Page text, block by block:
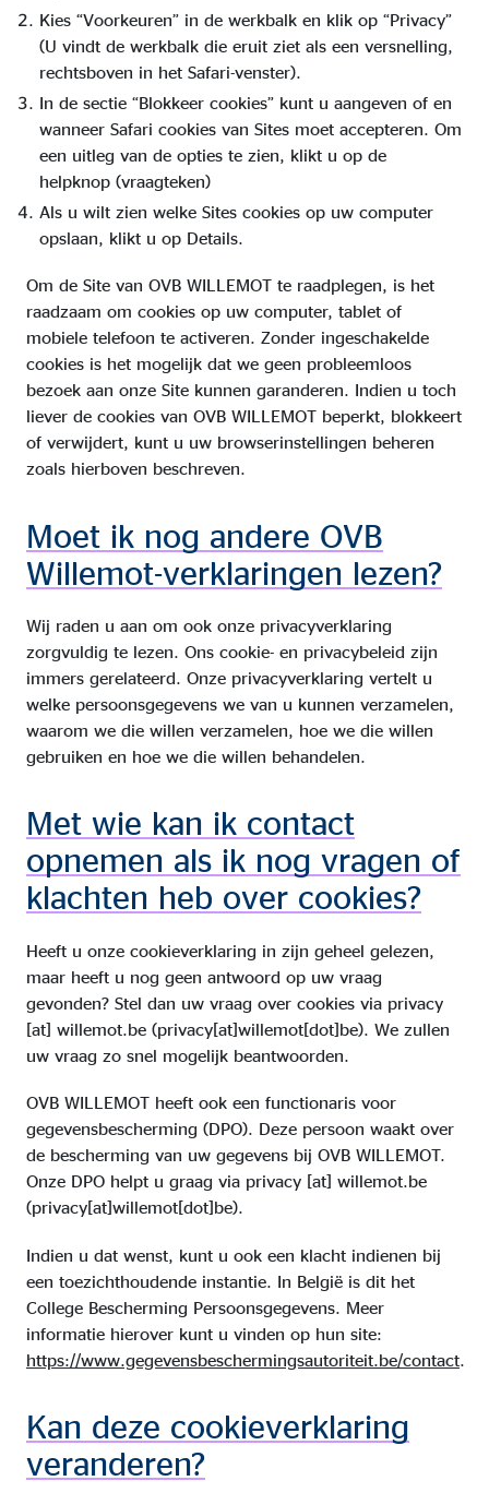
Kies “Voorkeuren” in de werkbalk en klik op “Privacy”
(U vindt de werkbalk die eruit ziet als een versnelling,
rechtsboven in het Safari-venster).
In de sectie “Blokkeer cookies” kunt u aangeven of en
wanneer Safari cookies van Sites moet accepteren. Om
een uitleg van de opties te zien, klikt u op de
helpknop (vraagteken)
Als u wilt zien welke Sites cookies op uw computer
opslaan, klikt u op Details.
Om de Site van OVB WILLEMOT te raadplegen, is het
raadzaam om cookies op uw computer, tablet of
mobiele telefoon te activeren. Zonder ingeschakelde
cookies is het mogelijk dat we geen probleemloos
bezoek aan onze Site kunnen garanderen. Indien u toch
liever de cookies van OVB WILLEMOT beperkt, blokkeert
of verwijdert, kunt u uw browserinstellingen beheren
zoals hierboven beschreven.
Moet ik nog andere OVB
Willemot-verklaringen lezen?
Wij raden u aan om ook onze privacyverklaring
zorgvuldig te lezen. Ons cookie- en privacybeleid zijn
immers gerelateerd. Onze privacyverklaring vertelt u
welke persoonsgegevens we van u kunnen verzamelen,
waarom we die willen verzamelen, hoe we die willen
gebruiken en hoe we die willen behandelen.
Met wie kan ik contact
opnemen als ik nog vragen of
klachten heb over cookies?
Heeft u onze cookieverklaring in zijn geheel gelezen,
maar heeft u nog geen antwoord op uw vraag
gevonden? Stel dan uw vraag over cookies via privacy
[at] willemot.be (privacy[at]willemot[dot]be). We zullen
uw vraag zo snel mogelijk beantwoorden.
OVB WILLEMOT heeft ook een functionaris voor
gegevensbescherming (DPO). Deze persoon waakt over
de bescherming van uw gegevens bij OVB WILLEMOT.
Onze DPO helpt u graag via privacy [at] willemot.be
(privacy[at]willemot[dot]be).
Indien u dat wenst, kunt u ook een klacht indienen bij
een toezichthoudende instantie. In België is dit het
College Bescherming Persoonsgegevens. Meer
informatie hierover kunt u vinden op hun site:
https://www.gegevensbeschermingsautoriteit.be/contact.
Kan deze cookieverklaring
veranderen?